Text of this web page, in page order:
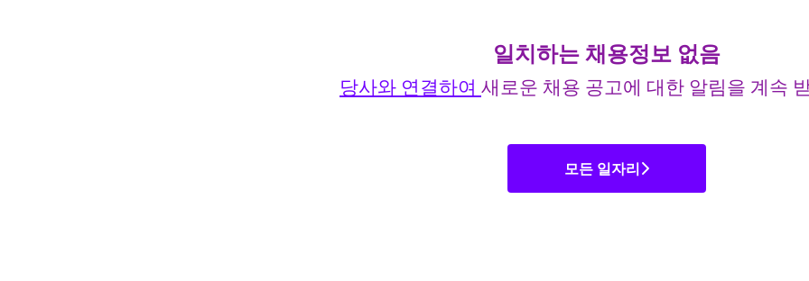
일치하는 채용정보 없음
당사와 연결하여 새로운 채용 공고에 대한 알림을 계속
모든 일자리